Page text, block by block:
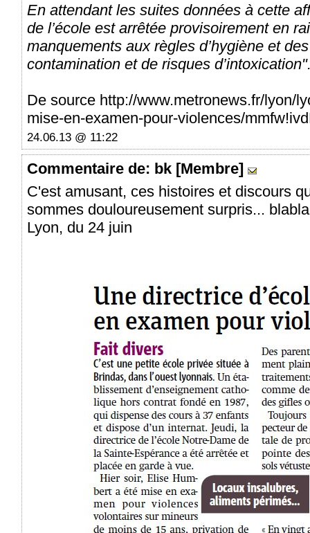
En attendant les suites données à cette
de l’école est arrêtée provisoirement en
manquements aux règles d’hygiène et
contamination et de risques
De source http://www.metronews.fr/lyon/
mise-en-examen-pour-violences/
24.06.13 @ 11:22
Commentaire de: bk [Membre]
C'est amusant, ces histoires et discours
sommes douloureusement surpris...
Lyon, du 24 juin